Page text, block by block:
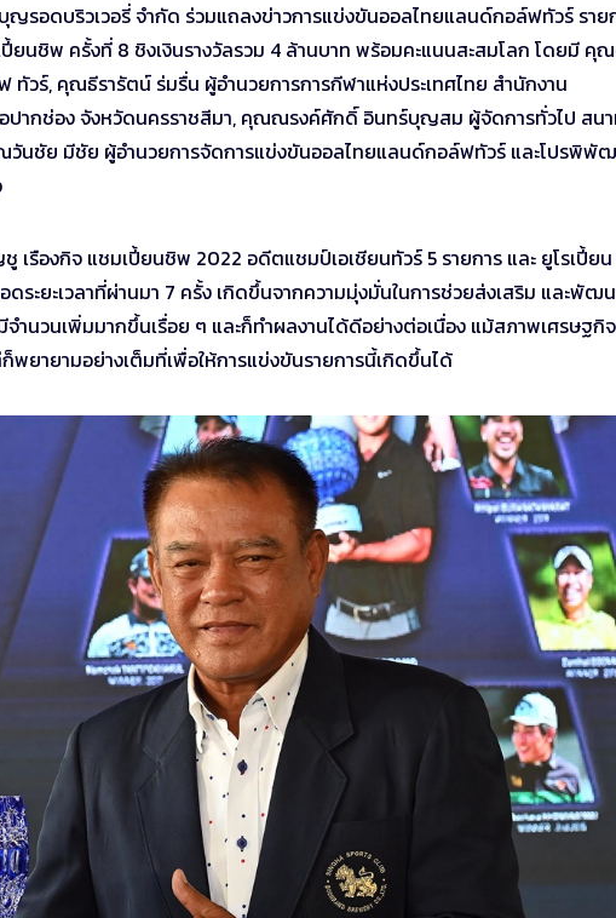
ญรอดบริวเวอรี่ จำกัด ร่วมแถลงข่าวการแข่งขันออลไทยแลนด์กอล์ฟทัวร์ ราย
ยนชิพ ครั้งที่ 8 ชิงเงินรางวัลรวม 4 ล้านบาท พร้อมคะแนนสะสมโลก โดยมี คุ
วร์, คุณธีรารัตน์ ร่มรื่น ผู้อำนวยการการกีฬาแห่งประเทศไทย สำนักงาน
ปากช่อง จังหวัดนครราชสีมา, คุณณรงค์ศักดิ์ อินทร์บุญสม ผู้จัดการทั่วไป สน
นชัย มีชัย ผู้อำนวยการจัดการแข่งขันออลไทยแลนด์กอล์ฟทัวร์ และโปรพิพั
เรืองกิจ แชมเปี้ยนชิพ 2022 อดีตแชมป์เอเชียนทัวร์ 5 รายการ และ ยูโรเปี้ยน
ระยะเวลาที่ผ่านมา 7 ครั้ง เกิดขึ้นจากความมุ่งมั่นในการช่วยส่งเสริม และพัฒ
นวนเพิ่มมากขึ้นเรื่อย ๆ และก็ทำผลงานได้ดีอย่างต่อเนื่อง แม้สภาพเศรษฐกิจ
ยายามอย่างเต็มที่เพื่อให้การแข่งขันรายการนี้เกิดขึ้นได้